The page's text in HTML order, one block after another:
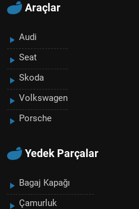
Araçlar
Audi
Seat
Skoda
Volkswagen
Porsche
Yedek Parçalar
Bagaj Kapağı
Çamurluk